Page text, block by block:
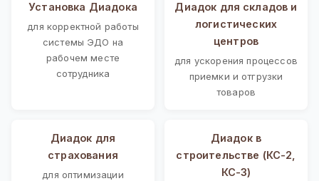
Установка Диадока
для корректной работы
системы ЭДО на
рабочем месте
сотрудника
Диадок для складов и
логистических
центров
для ускорения процессов
приемки и отгрузки
товаров
Диадок для
страхования
для оптимизации
Диадок в
строительстве (КС-2,
КС-3)